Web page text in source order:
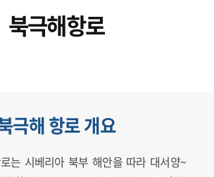
북극해항로
극해 항로 개요
는 시베리아 북부 해안을 따라 대서양~